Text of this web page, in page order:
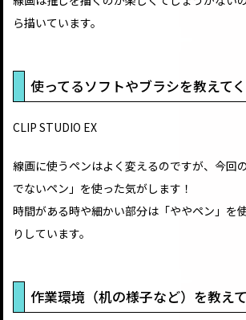
ら描いています。
使ってるソフトやブラシを教えて
CLIP STUDIO EX
線画に使うペンはよく変えるのですが、今回
でないペン」を使った気がします！
時間がある時や細かい部分は「ややペン」を
りしています。
作業環境（机の様子など）を教えて